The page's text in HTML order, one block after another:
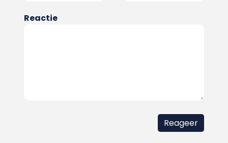
Reactie